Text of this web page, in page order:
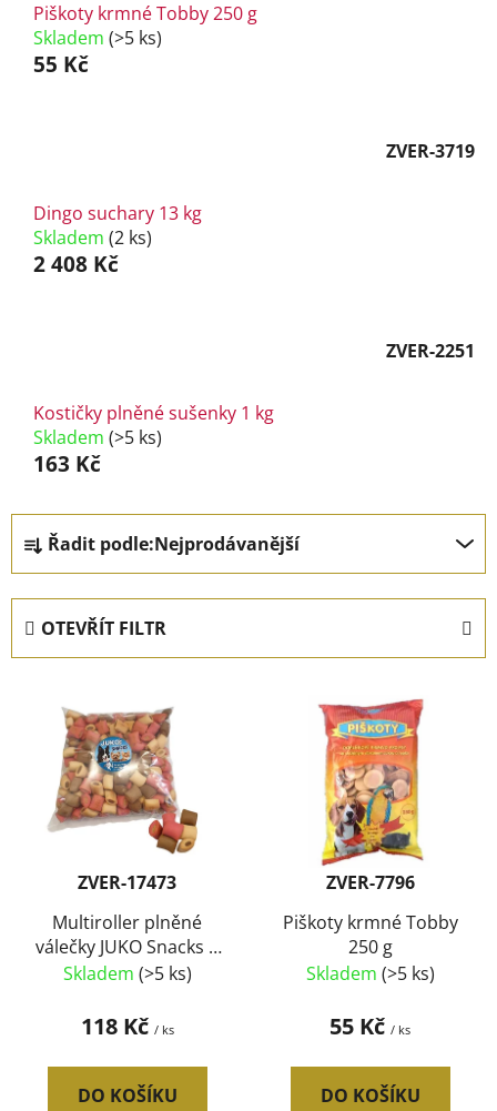
Piškoty krmné Tobby 250 g
Skladem (>5 ks)
55 Kč
ZVER-3719
Dingo suchary 13 kg
Skladem (2 ks)
2 408 Kč
ZVER-2251
Kostičky plněné sušenky 1 kg
Skladem (>5 ks)
163 Kč
Ř
a
z
e
n
Řadit podle:Nejprodávanější
OTEVŘÍT FILTR
ZVER-17473
Multiroller plněné
válečky JUKO Snacks 1
kg
Skladem (>5 ks)
118 Kč / ks
DO KOŠÍKU
ZVER-7796
Piškoty krmné Tobby
250 g
Skladem (>5 ks)
55 Kč / ks
DO KOŠÍKU